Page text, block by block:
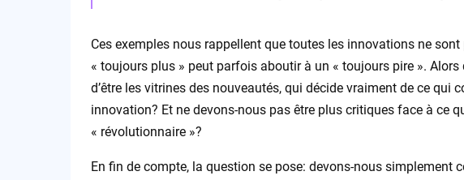
Ces exemples nous rappellent que toutes les innovations ne
« toujours plus » peut parfois aboutir à un « toujours pire ».
d’être les vitrines des nouveautés, qui décide vraiment de ce qui
innovation? Et ne devons-nous pas être plus critiques face à ce
« révolutionnaire »?
En fin de compte, la question se pose: devons-nous simplement